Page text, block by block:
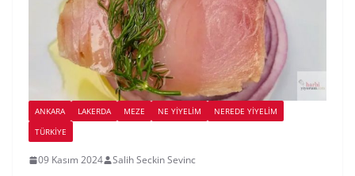
ANKARA LAKERDA MEZE NE YİYELİM
NEREDE YİYELİM
TÜRKIYE
09 Kasım 2024 Salih Seckin Sevinc